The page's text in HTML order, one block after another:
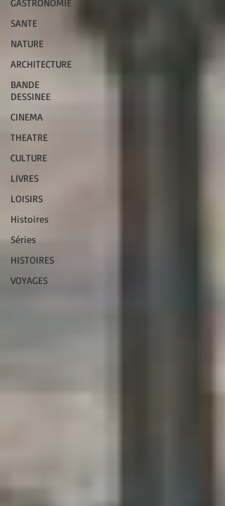
GASTRONOMIE
SANTE
NATURE
ARCHITECTURE
BANDE
DESSINEE
CINEMA
THEATRE
CULTURE
LIVRES
LOISIRS
Histoires
Séries
HISTOIRES
VOYAGES